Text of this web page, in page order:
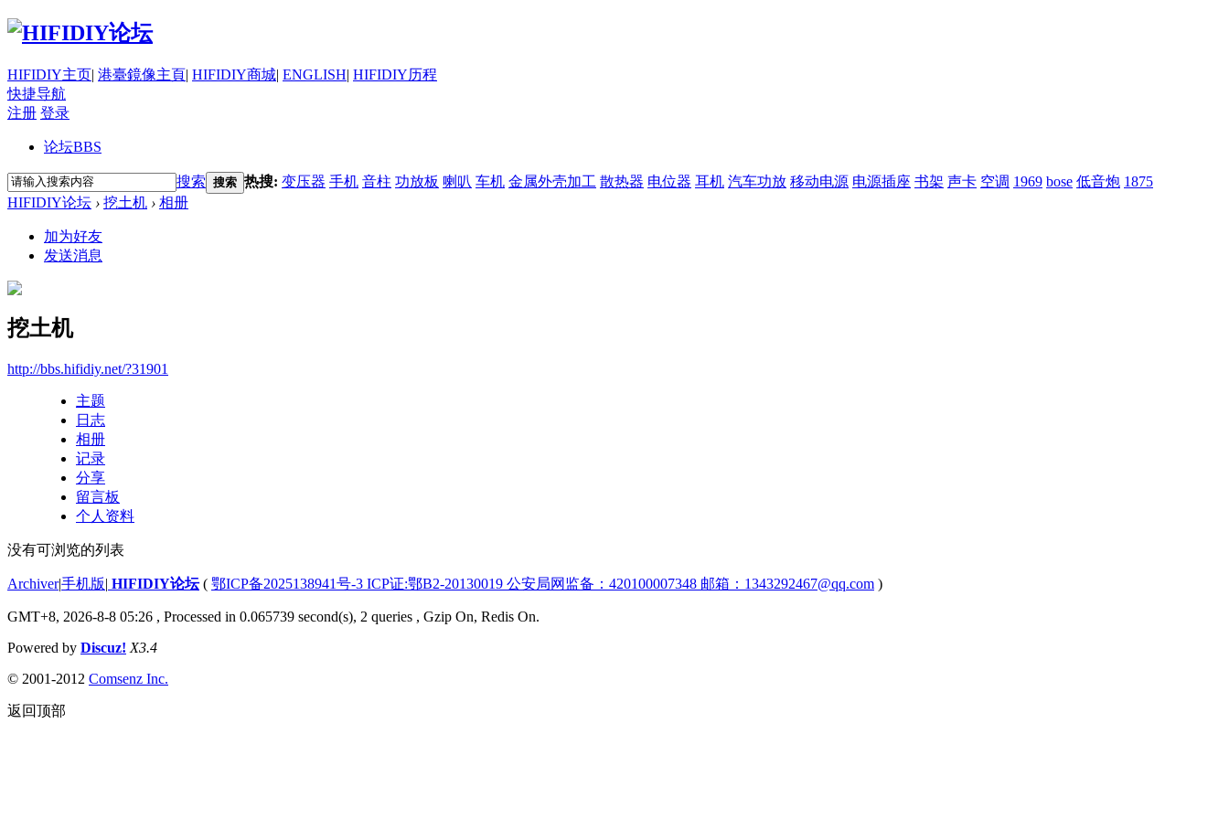
HIFIDIY主页| 港臺鏡像主頁| HIFIDIY商城| ENGLISH| HIFIDIY历程
快捷导航
注册 登录
论坛BBS
搜索 搜索 热搜: 变压器 手机 音柱 功放板 喇叭 车机 金属外壳加工 散热器 电位器 耳机 汽车功放 移动电源 电源插座 书架 声卡 空调 1969 bose 低音炮 1875
HIFIDIY论坛 › 挖土机 › 相册
加为好友
发送消息
挖土机
http://bbs.hifidiy.net/?31901
主题
日志
相册
记录
分享
留言板
个人资料
没有可浏览的列表
Archiver|手机版| HIFIDIY论坛( 鄂ICP备2025138941号-3 ICP证:鄂B2-20130019 公安局网监备：420100007348 邮箱：1343292467@qq.com )
GMT+8, 2026-8-8 05:26 , Processed in 0.065739 second(s), 2 queries , Gzip On, Redis On.
Powered by Discuz! X3.4
© 2001-2012 Comsenz Inc.
返回顶部